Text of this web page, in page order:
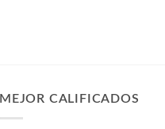
MEJOR CALIFICADOS